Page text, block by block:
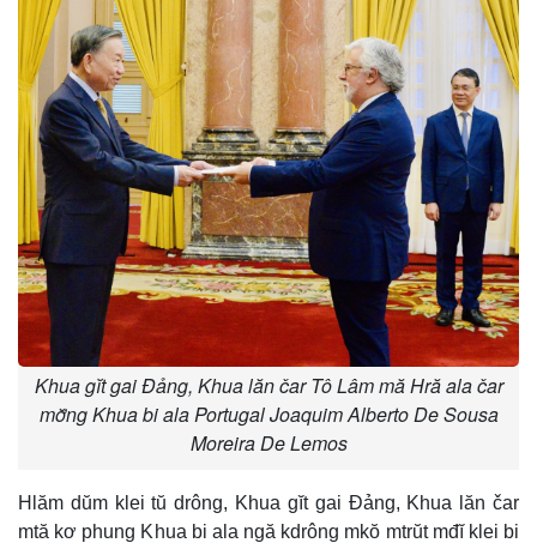
Khua gĭt gai Đảng, Khua lăn čar Tô Lâm mă Hră ala čar
mơ̆ng Khua bi ala Portugal Joaquim Alberto De Sousa
Moreira De Lemos
Hlăm dŭm klei tŭ drông, Khua gĭt gai Đảng, Khua lăn čar
mtă kơ phung Khua bi ala ngă kdrông mkŏ mtrŭt mđĭ klei bi